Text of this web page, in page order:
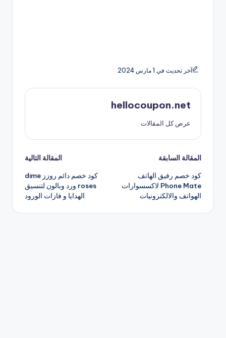
آخر تحديث في 1 مارس 2024
hellocoupon.net
عرض كل المقالات
تصفّح
المقالات
المقالة السابقة
كود خصم رفيق الهاتف
Phone Mate لاكسسوارات
الهواتف والالكترونيات
المقالة التالية
كود خصم دائم روزز dime
roses ورد وبالون لتنسيق
الهدايا و فازات الورود